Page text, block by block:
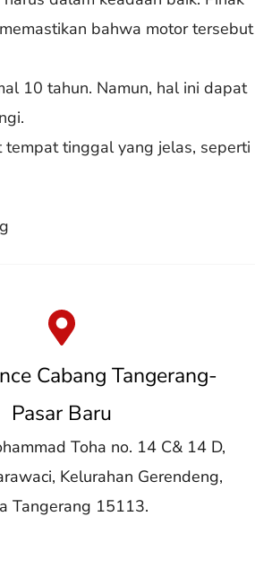
bahwa motor tersebut
10 tahun. Namun, hal ini dapat
tinggal yang jelas, seperti
Cabang Tangerang-
Pasar Baru
Toha no. 14 C& 14 D,
Kelurahan Gerendeng,
Tangerang 15113.